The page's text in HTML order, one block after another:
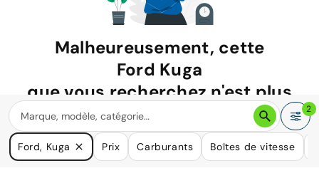
Malheureusement, cette
Ford Kuga
que vous recherchez n'est plus
disponible.
Nous avons de nombreuses voitures qui pourraient répondre
à vos besoins.
2
Ford, Kuga Prix Carburants Boîtes de vitesse